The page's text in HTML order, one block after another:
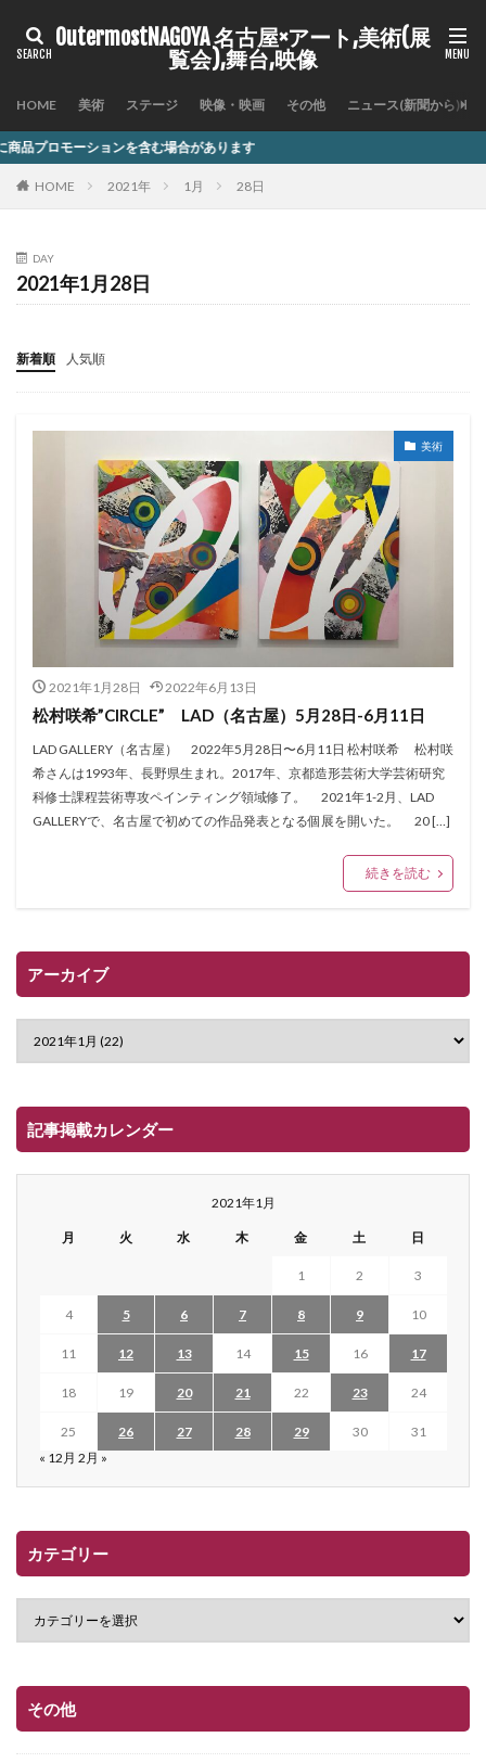
OutermostNAGOYA 名古屋×アート,美術(展
覧会),舞台,映像
HOME 美術 ステージ 映像・映画 その他 ニュース(新聞から)
を含む場合があります
HOME 2021年 1月 28日
DAY
2021年1月28日
新着順 人気順
美術
2021年1月28日 2022年6月13日
松村咲希”CIRCLE” LAD（名古屋）5月28日-6月11日
LAD GALLERY（名古屋） 2022年5月28日〜6月11日 松村咲希 松村咲
希さんは1993年、長野県生まれ。2017年、京都造形芸術大学芸術研究
科修士課程芸術専攻ペインティング領域修了。 2021年1-2月、LAD
GALLERYで、名古屋で初めての作品発表となる個展を開いた。 20 […]
続きを読む
アーカイブ
記事掲載カレンダー
2021年1月
月 火 水 木 金 土 日
1 2 3
4 5 6 7 8 9 10
11 12 13 14 15 16 17
18 19 20 21 22 23 24
25 26 27 28 29 30
31
« 12月 2月 »
カテゴリー
その他